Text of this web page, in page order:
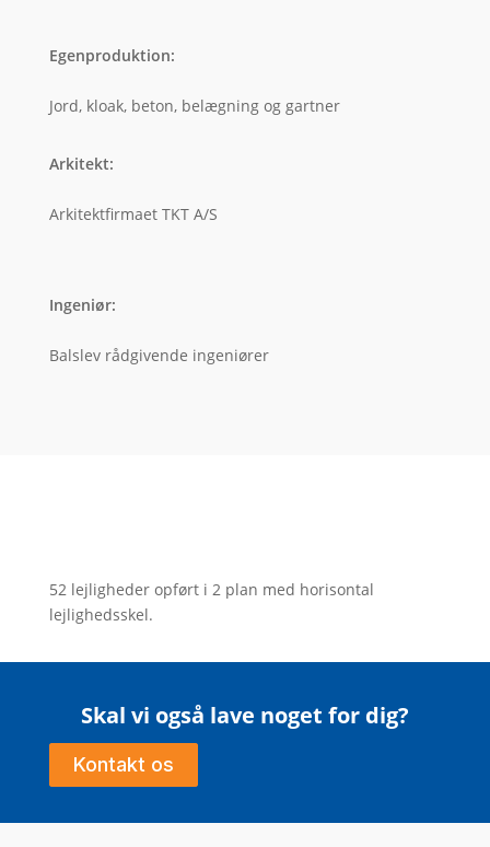
Egenproduktion:
Jord, kloak, beton, belægning og gartner
Arkitekt:
Arkitektfirmaet TKT A/S
Ingeniør:
Balslev rådgivende ingeniører
52 lejligheder opført i 2 plan med horisontal
lejlighedsskel.
Skal vi også lave noget for dig?
Kontakt os